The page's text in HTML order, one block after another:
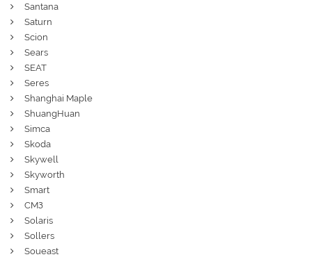
Santana
Saturn
Scion
Sears
SEAT
Seres
Shanghai Maple
ShuangHuan
Simca
Skoda
Skywell
Skyworth
Smart
СМЗ
Solaris
Sollers
Soueast